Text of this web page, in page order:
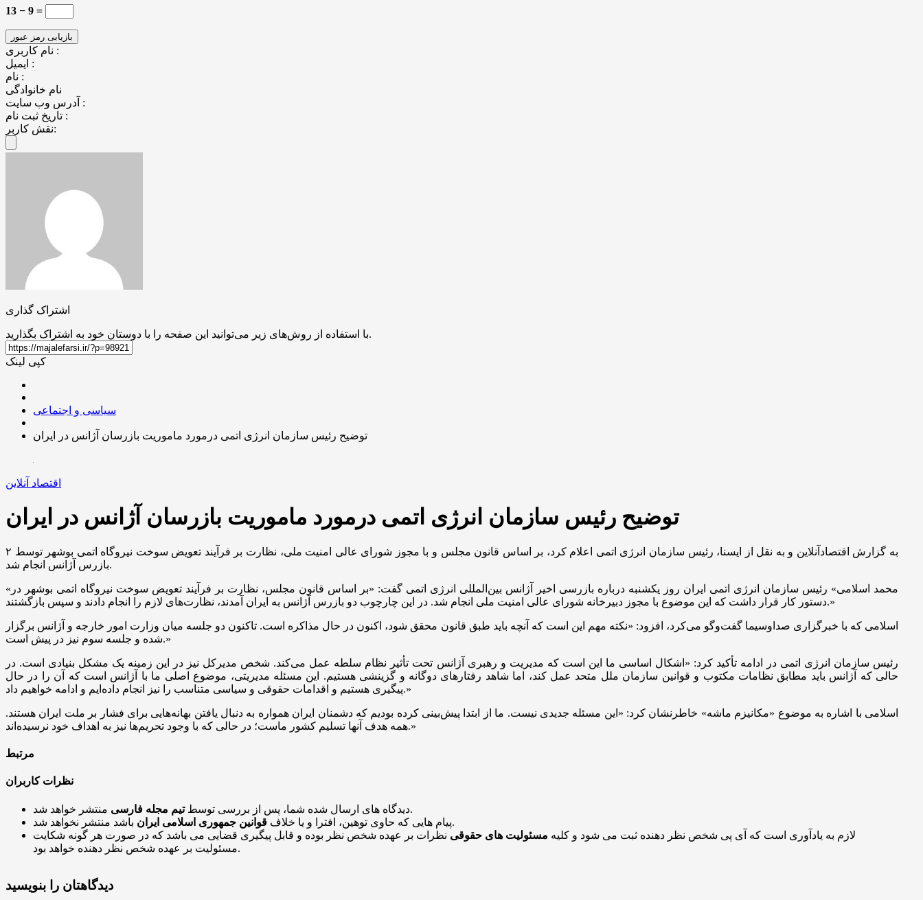
13 − 9 =
نام کاربری :
ایمیل :
نام :
نام خانوادگی
آدرس وب سایت :
تاریخ ثبت نام :
نقش کاربر:
اشتراک گذاری
با استفاده از روش‌های زیر می‌توانید این صفحه را با دوستان خود به اشتراک بگذارید.
کپی لینک
سیاسی و اجتماعی
توضیح رئیس سازمان انرژی اتمی درمورد ماموریت بازرسان آژانس در ایران
اقتصاد آنلاین
توضیح رئیس سازمان انرژی اتمی درمورد ماموریت بازرسان آژانس در ایران
به گزارش اقتصادآنلاین و به نقل از ایسنا، رئیس سازمان انرژی اتمی اعلام کرد، بر اساس قانون مجلس و با مجوز شورای عالی امنیت ملی، نظارت بر فرآیند تعویض سوخت نیروگاه اتمی بوشهر توسط ۲
بازرس آژانس انجام شد.
«محمد اسلامی» رئیس سازمان انرژی اتمی ایران روز یکشنبه درباره بازرسی اخیر آژانس بین‌المللی انرژی اتمی گفت: «بر اساس قانون مجلس، نظارت بر فرآیند تعویض سوخت نیروگاه اتمی بوشهر در
دستور کار قرار داشت که این موضوع با مجوز دبیرخانه شورای عالی امنیت ملی انجام شد. در این چارچوب دو بازرس آژانس به ایران آمدند، نظارت‌های لازم را انجام دادند و سپس بازگشتند.»
اسلامی که با خبرگزاری صداوسیما گفت‌و‌گو می‌کرد، افزود: «نکته مهم این است که آنچه باید طبق قانون محقق شود، اکنون در حال مذاکره است. تاکنون دو جلسه میان وزارت امور خارجه و آژانس برگزار
شده و جلسه سوم نیز در پیش است.»
رئیس سازمان انرژی اتمی در ادامه تأکید کرد: «اشکال اساسی ما این است که مدیریت و رهبری آژانس تحت تأثیر نظام سلطه عمل می‌کند. شخص مدیرکل نیز در این زمینه یک مشکل بنیادی است. در
حالی که آژانس باید مطابق نظامات مکتوب و قوانین سازمان ملل متحد عمل کند، اما شاهد رفتار‌های دوگانه و گزینشی هستیم. این مسئله مدیریتی، موضوع اصلی ما با آژانس است که آن را در حال
پیگیری هستیم و اقدامات حقوقی و سیاسی متناسب را نیز انجام داده‌ایم و ادامه خواهیم داد.»
اسلامی با اشاره به موضوع «مکانیزم ماشه» خاطرنشان کرد: «این مسئله جدیدی نیست. ما از ابتدا پیش‌بینی کرده بودیم که دشمنان ایران همواره به دنبال یافتن بهانه‌هایی برای فشار بر ملت ایران هستند.
همه هدف آنها تسلیم کشور ماست؛ در حالی که با وجود تحریم‌ها نیز به اهداف خود نرسیده‌اند.»
مرتبط
نظرات کاربران
دیدگاه های ارسال شده شما، پس از بررسی توسطتیم مجله فارسی
منتشر خواهد شد.
پیام هایی که حاوی توهین، افترا و یا خلاف قوانین جمهوری اسلامی ایران
باشد منتشر نخواهد شد.
لازم به یادآوری است که آی پی شخص نظر دهنده ثبت می شود و کلیه مسئولیت های حقوقی نظرات بر عهده شخص نظر بوده و قابل پیگیری قضایی می باشد که در صورت هر گونه شکایت
مسئولیت بر عهده شخص نظر دهنده خواهد بود.
دیدگاهتان را بنویسید